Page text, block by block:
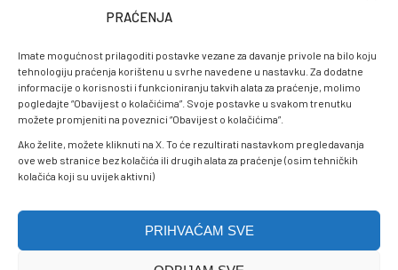
PRAĆENJA
Imate mogućnost prilagoditi postavke vezane za davanje privole na bilo koju
tehnologiju praćenja korištenu u svrhe navedene u nastavku. Za dodatne
informacije o korisnosti i funkcioniranju takvih alata za praćenje, molimo
pogledajte “Obavijest o kolačićima”. Svoje postavke u svakom trenutku
možete promjeniti na poveznici “Obavijest o kolačićima”.
Ako želite, možete kliknuti na X. To će rezultirati nastavkom pregledavanja
ove web stranice bez kolačića ili drugih alata za praćenje (osim tehničkih
kolačića koji su uvijek aktivni)
PRIHVAĆAM SVE